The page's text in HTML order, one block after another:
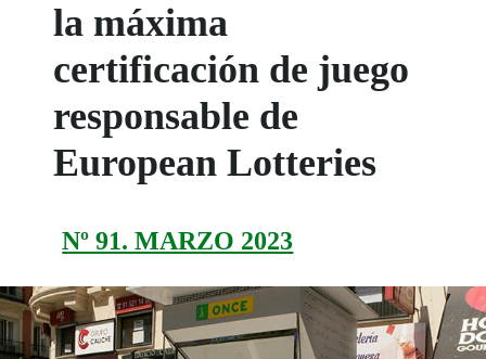
la máxima
certificación de juego
responsable de
European Lotteries
Nº 91. MARZO 2023